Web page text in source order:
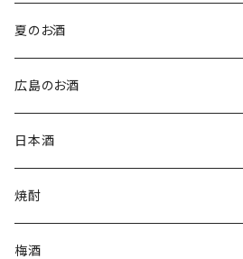
夏のお酒
広島のお酒
日本酒
焼酎
梅酒